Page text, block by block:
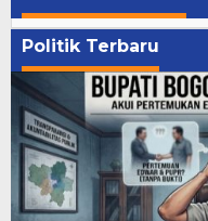
Politik Terbaru